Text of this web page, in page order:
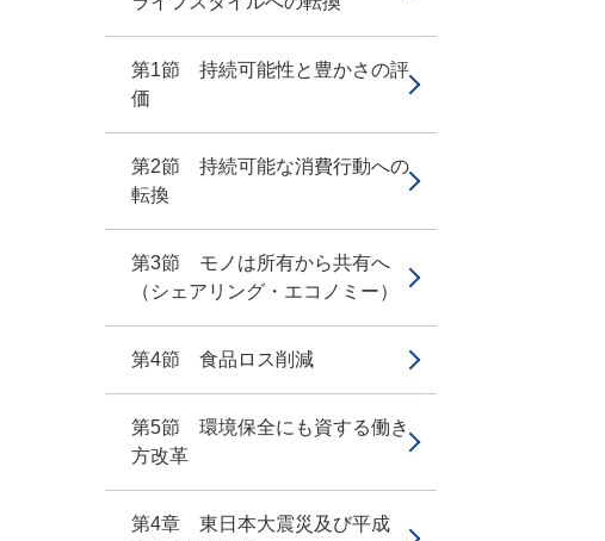
第1節 持続可能性と豊かさの評
価
第2節 持続可能な消費行動への
転換
第3節 モノは所有から共有へ
（シェアリング・エコノミー）
第4節 食品ロス削減
第5節 環境保全にも資する働き
方改革
第4章 東日本大震災及び平成